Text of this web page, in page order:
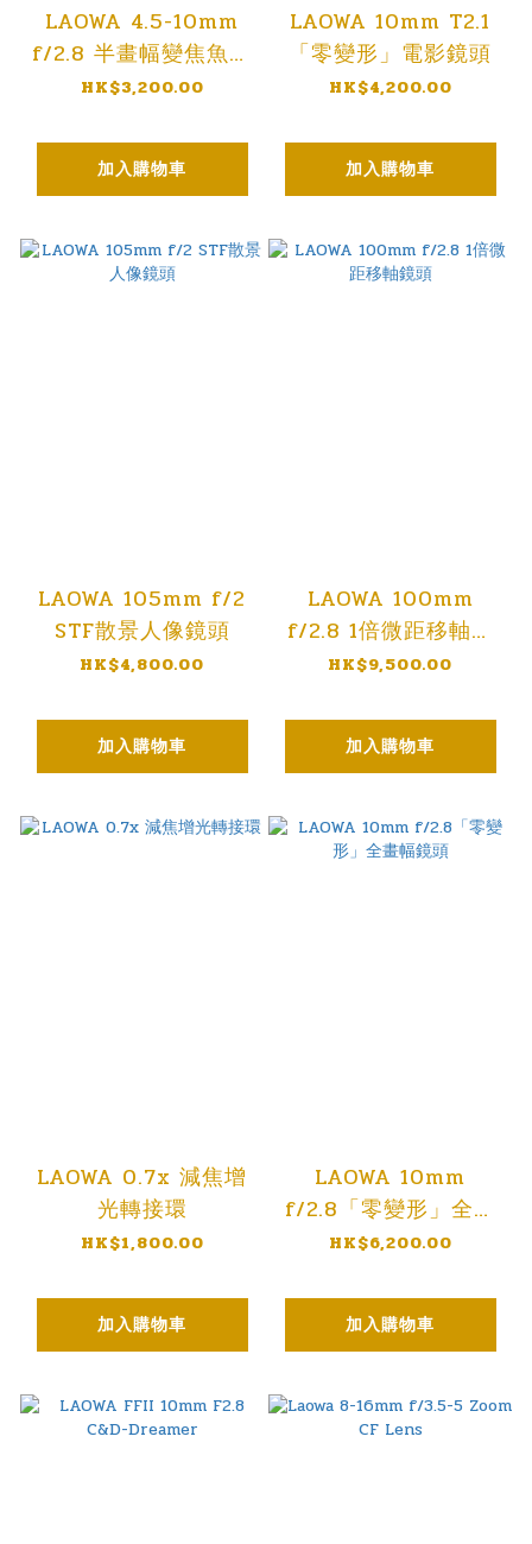
LAOWA 4.5-10mm
f/2.8 半畫幅變焦魚眼
鏡頭
HK$3,200.00
加入購物車
LAOWA 10mm T2.1
「零變形」電影鏡頭
HK$4,200.00
加入購物車
LAOWA 105mm f/2
STF散景人像鏡頭
HK$4,800.00
加入購物車
LAOWA 100mm
f/2.8 1倍微距移軸鏡
頭
HK$9,500.00
加入購物車
LAOWA 0.7x 減焦增
光轉接環
HK$1,800.00
加入購物車
LAOWA 10mm
f/2.8「零變形」全畫
幅鏡頭
HK$6,200.00
加入購物車